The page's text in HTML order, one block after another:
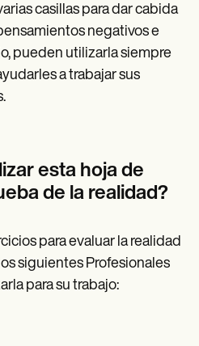
casillas para dar cabida
negativos e
pueden utilizarla siempre
a trabajar sus
esta hoja de
de la realidad?
para evaluar la realidad
siguientes Profesionales
para su trabajo: